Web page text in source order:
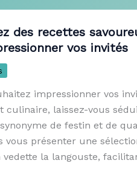
des recettes
vos invités
impressionner vos
culinaire, laissez-vous
de festin et de
vous présenter une
vedette la langouste,